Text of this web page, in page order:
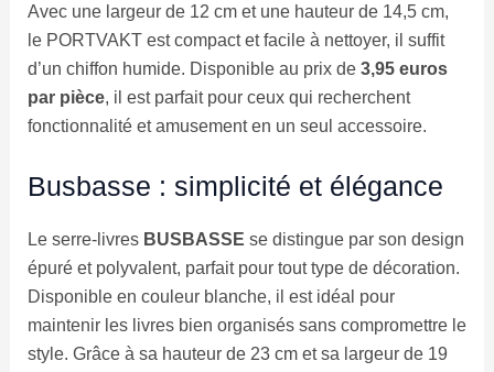
Avec une largeur de 12 cm et une hauteur de 14,5 cm,
le PORTVAKT est compact et facile à nettoyer, il suffit
d’un chiffon humide. Disponible au prix de 3,95 euros
par pièce, il est parfait pour ceux qui recherchent
fonctionnalité et amusement en un seul accessoire.
Busbasse : simplicité et élégance
Le serre-livres BUSBASSE se distingue par son design
épuré et polyvalent, parfait pour tout type de décoration.
Disponible en couleur blanche, il est idéal pour
maintenir les livres bien organisés sans compromettre le
style. Grâce à sa hauteur de 23 cm et sa largeur de 19